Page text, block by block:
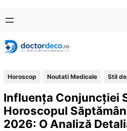
conținut
content
Horoscop Noutati Medicale Stil
Influența Conjuncției
Horoscopul
2026: O Analiză